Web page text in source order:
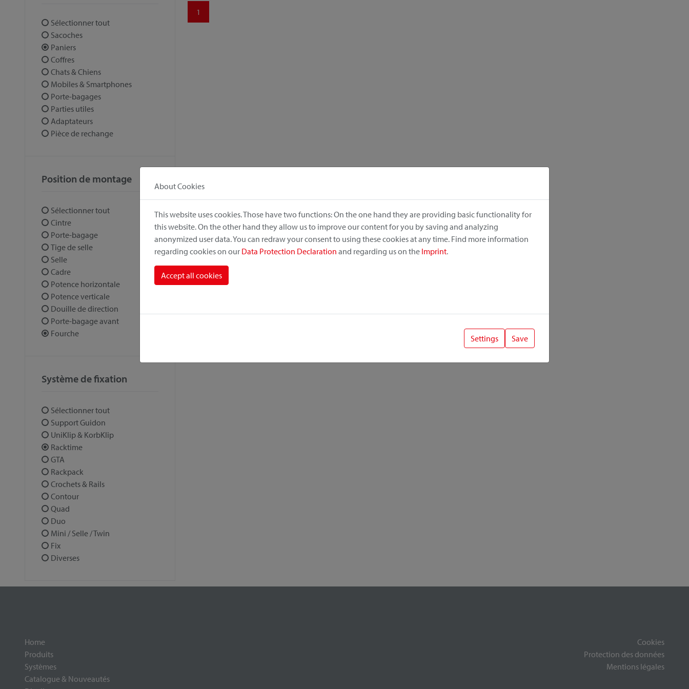
Sélectionner tout
Sacoches
Paniers
Coffres
Chats & Chiens
Mobiles & Smartphones
Porte-bagages
Parties utiles
Adaptateurs
Pièce de rechange
Position de montage
Sélectionner tout
Cintre
Porte-bagage
Tige de selle
Selle
Cadre
Potence horizontale
Potence verticale
Douille de direction
Porte-bagage avant
Fourche
Système de fixation
Sélectionner tout
Support Guidon
UniKlip & KorbKlip
Racktime
GTA
Rackpack
Crochets & Rails
Contour
Quad
Duo
Mini / Selle / Twin
Fix
Diverses
1
Home
Produits
Systèmes
Catalogue & Nouveautés
Cookies
Protection des données
Mentions légales
About Cookies
This website uses cookies. Those have two functions: On the one hand they are providing basic functionality for
this website. On the other hand they allow us to improve our content for you by saving and analyzing
anonymized user data. You can redraw your consent to using these cookies at any time. Find more information
regarding cookies on our Data Protection Declaration and regarding us on the Imprint.
Accept all cookies
Settings Save